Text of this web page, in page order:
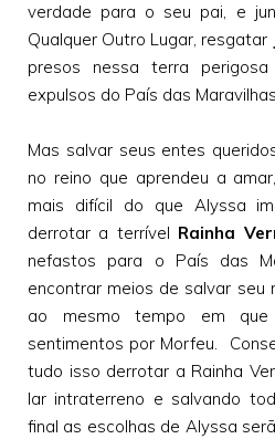
verdade para o seu pai, e
Qualquer Outro Lugar, resgatar
presos nessa terra
expulsos do País das
Mas salvar seus entes
no reino que aprendeu a
mais difícil do que Alyssa
derrotar a terrível Rainha
nefastos para o País das
encontrar meios de salvar seu
ao mesmo tempo em
sentimentos por Morfeu.
tudo isso derrotar a Rainha
lar intraterreno e salvando
final as escolhas de Alyssa